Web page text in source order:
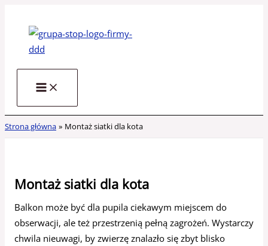
Strona główna Montaż siatki dla kota
Montaż siatki dla kota
Balkon może być dla pupila ciekawym miejscem do
obserwacji, ale też przestrzenią pełną zagrożeń. Wystarczy
chwila nieuwagi, by zwierzę znalazło się zbyt blisko